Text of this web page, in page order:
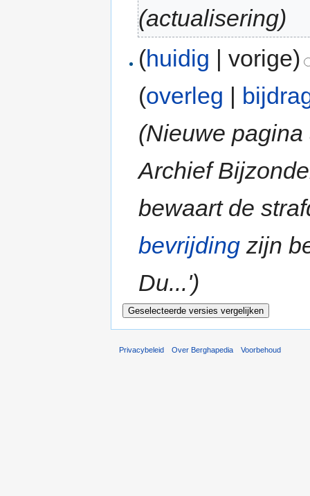
(actualisering)
(huidig | vorige)
(overleg |
(Nieuwe
Archief
bewaart de
bevrijding zijn
Du...')
Privacybeleid Over Berghapedia Voorbehoud